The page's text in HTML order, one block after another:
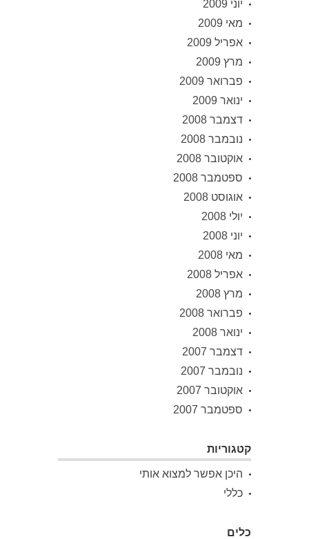
יוני 2009
מאי 2009
אפריל 2009
מרץ 2009
פברואר 2009
ינואר 2009
דצמבר 2008
נובמבר 2008
אוקטובר 2008
ספטמבר 2008
אוגוסט 2008
יולי 2008
יוני 2008
מאי 2008
אפריל 2008
מרץ 2008
פברואר 2008
ינואר 2008
דצמבר 2007
נובמבר 2007
אוקטובר 2007
ספטמבר 2007
קטגוריות
היכן אפשר למצוא אותי
כללי
כלים